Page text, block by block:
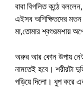
বাবা বিগলিত কন্ঠে
এইসব অশিক্ষিতদের
মা,তোমার শ্বশুরমশায়
অরুর আর কোন উপায়
নামতেই হবে। শরীরটা
গড়িয়ে দিলো। ধুপ করে